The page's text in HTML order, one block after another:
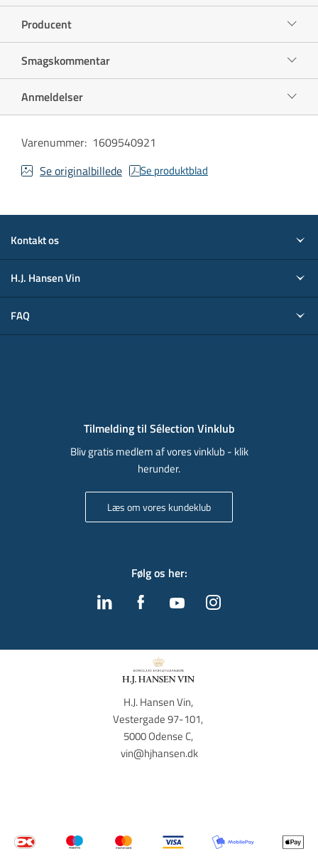
Producent
Smagskommentar
Anmeldelser
Varenummer: 1609540921
Se originalbillede
Se produktblad
Kontakt os
H.J. Hansen Vin
FAQ
Tilmelding til Sélection Vinklub
Bliv gratis medlem af vores vinklub - klik
herunder.
Læs om vores kundeklub
Følg os her:
H.J. Hansen Vin,
Vestergade 97-101,
5000 Odense C,
vin@hjhansen.dk